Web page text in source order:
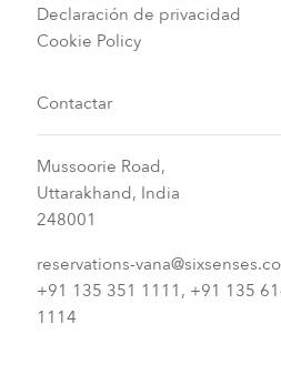
Declaración de privacidad
Cookie Policy
Contactar
Mussoorie Road,
Uttarakhand, India
248001
reservations-
+91 135 351 1111, +91 135
1114